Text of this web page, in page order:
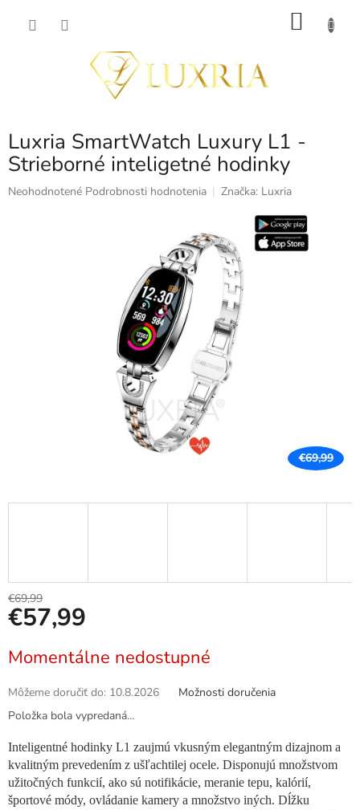
Luxria SmartWatch Luxury L1 -
Strieborné inteligetné hodinky
Priemerné
Neohodnotené Podrobnosti hodnotenia Značka: Luxria
€69,99
€69,99
€57,99
cena:
Momentálne nedostupné
Môžeme doručiť do: 10.8.2026
Možnosti doručenia
Položka bola vypredaná…
Inteligentné hodinky L1 zaujmú vkusným elegantným dizajnom a
kvalitným prevedením z ušľachtilej ocele. Disponujú množstvom
užitočných funkcií, ako sú notifikácie, meranie tepu, kalórií,
športové módy, ovládanie kamery a množstvo iných. Dĺžku